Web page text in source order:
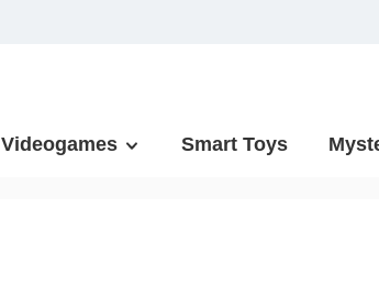
Videogames Smart Toys